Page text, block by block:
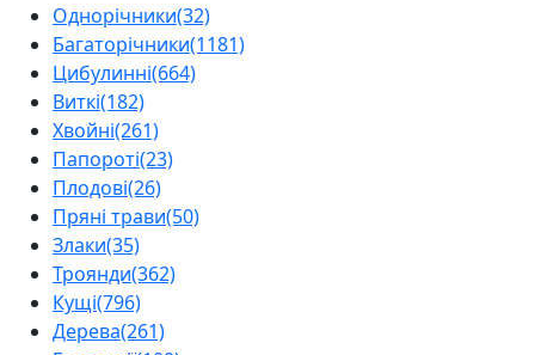
Однорічники(32)
Багаторічники(1181)
Цибулинні(664)
Виткі(182)
Хвойні(261)
Папороті(23)
Плодові(26)
Пряні трави(50)
Злаки(35)
Троянди(362)
Кущі(796)
Дерева(261)